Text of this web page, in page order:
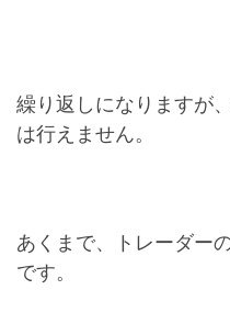
繰り返しになりますが
は行えません。
あくまで、トレーダー
です。